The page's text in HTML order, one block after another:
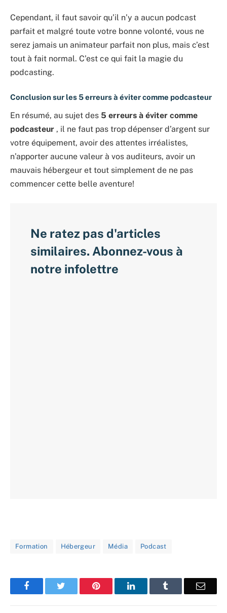
Cependant, il faut savoir qu’il n’y a aucun podcast
parfait et malgré toute votre bonne volonté, vous ne
serez jamais un animateur parfait non plus, mais c’est
tout à fait normal. C’est ce qui fait la magie du
podcasting.
Conclusion sur les 5 erreurs à éviter comme podcasteur
En résumé, au sujet des 5 erreurs à éviter comme
podcasteur , il ne faut pas trop dépenser d’argent sur
votre équipement, avoir des attentes irréalistes,
n’apporter aucune valeur à vos auditeurs, avoir un
mauvais hébergeur et tout simplement de ne pas
commencer cette belle aventure!
Ne ratez pas d'articles
similaires. Abonnez-vous à
notre infolettre
Formation Hébergeur Média Podcast
Facebook Pinterest LinkedIn Email